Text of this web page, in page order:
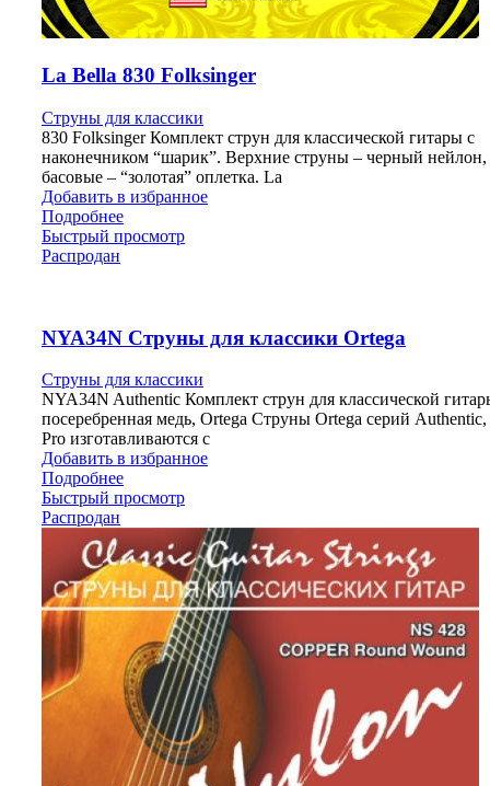
La Bella 830 Folksinger
Струны для классики
830 Folksinger Комплект струн для классической гитары с
наконечником “шарик”. Верхние струны – черный нейлон,
басовые – “золотая” оплетка. La
Добавить в избранное
Подробнее
Быстрый просмотр
Распродан
NYA34N Струны для классики Ortega
Струны для классики
NYA34N Authentic Комплект струн для классической
посеребренная медь, Ortega Струны Ortega серий Authentic,
Pro изготавливаются с
Добавить в избранное
Подробнее
Быстрый просмотр
Распродан